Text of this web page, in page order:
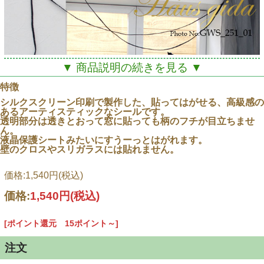
フチがすき透ってガラスに映えます。裏面からもOK。
▼ 商品説明の続きを見る ▼
特徴
シルクスクリーン印刷で製作した、貼ってはがせる、高級感の
あるアーティスティックなシールです。
透明部分は透きとおって窓に貼っても柄のフチが目立ちませ
ん。
液晶保護シートみたいにすうーっとはがれます。
壁のクロスやスリガラスには貼れません。
価格:1,540円(税込)
価格:1,540円(税込)
[ポイント還元 15ポイント～]
注文